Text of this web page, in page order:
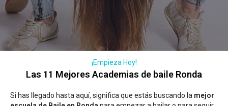
¡Empieza Hoy!
Las 11 Mejores Academias de baile Ronda
Si has llegado hasta aquí, significa que estás buscando la mejor